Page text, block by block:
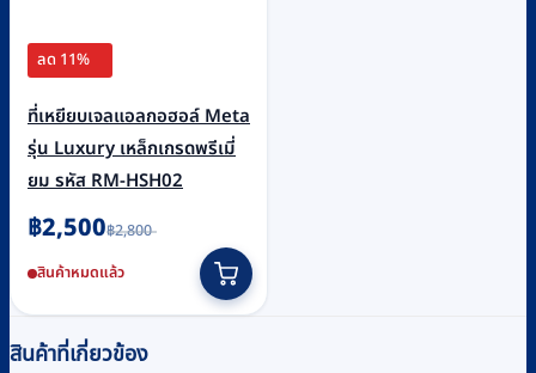
ลด 11%
ที่เหยียบเจลแอลกอฮอล์ Meta
รุ่น Luxury เหล็กเกรดพรีเมี่
ยม รหัส RM-HSH02
฿2,800
Original
price
was:
฿2,800.
฿2,500
Current
price
is:
฿2,500.
สินค้าหมดแล้ว
สินค้าที่เกี่ยวข้อง